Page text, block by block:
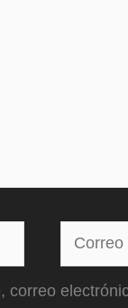
Correo
correo